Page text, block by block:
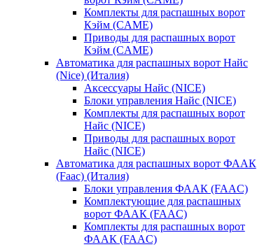
Комплекты для распашных ворот
Кэйм (CAME)
Приводы для распашных ворот
Кэйм (CAME)
Автоматика для распашных ворот Найс
(Nice) (Италия)
Аксессуары Найс (NICE)
Блоки управления Найс (NICE)
Комплекты для распашных ворот
Найс (NICE)
Приводы для распашных ворот
Найс (NICE)
Автоматика для распашных ворот ФААК
(Faac) (Италия)
Блоки управления ФААК (FAAC)
Комплектующие для распашных
ворот ФААК (FAAC)
Комплекты для распашных ворот
ФААК (FAAC)